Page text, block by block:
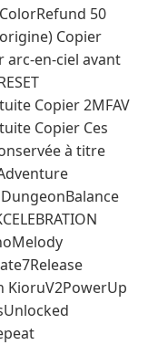
50
Copier
arc-en-ciel avant
Copier 2MFAV
Copier Ces
à titre
KioruV2PowerUp